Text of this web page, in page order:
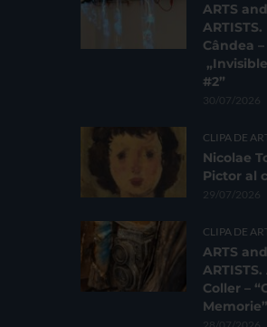
ARTS and
Cândea –
#2”
30/07/2026
CLIPA DE
Nicolae
Pictor al
29/07/2026
CLIPA DE
ARTS and
Coller –
Memorie”